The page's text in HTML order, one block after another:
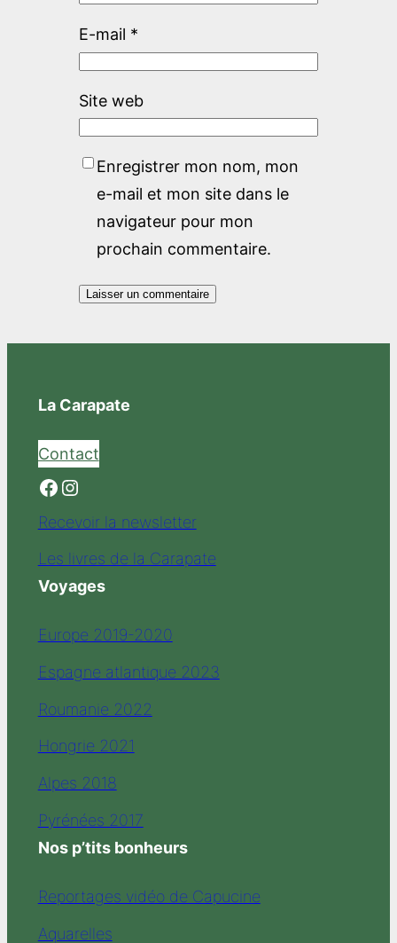
E-mail *
Site web
Enregistrer mon nom, mon
e-mail et mon site dans le
navigateur pour mon
prochain commentaire.
La Carapate
Contact
Facebook Instagram
Recevoir la newsletter
Les livres de la Carapate
Voyages
Europe 2019-2020
Espagne atlantique 2023
Roumanie 2022
Hongrie 2021
Alpes 2018
Pyrénées 2017
Nos p’tits bonheurs
Reportages vidéo de Capucine
Aquarelles